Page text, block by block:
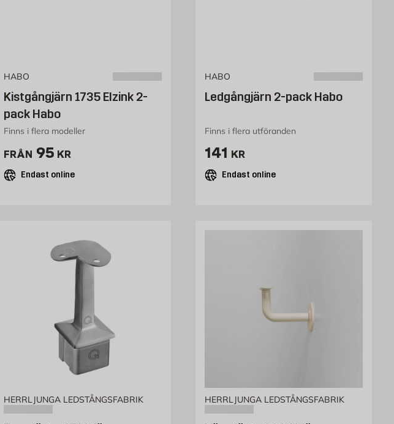
HABO
Kistgångjärn 1735 Elzink 2-
pack Habo
Finns i flera modeller
FRÅN Pris 95 kr
95 KR
Endast online
HABO
Ledgångjärn 2-pack Habo
Finns i flera utföranden
Pris 141 kr
141 KR
Endast online
HERRLJUNGA LEDSTÅNGSFABRIK HERRLJUNGA LEDSTÅNGSFABRIK